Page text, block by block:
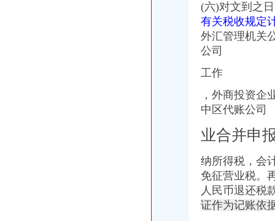
(六)对文到之
有关税收规定
外汇管理机关
公司
工作
，外商投资
中区代账公司
业合并申
纳所得税，会
免征营业税。
人民币退还税
证作为记账依